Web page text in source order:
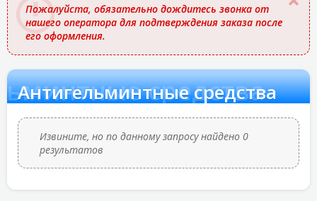
Пожалуйста, обязательно дождитесь звонка от
нашего оператора для подтверждения заказа после
его оформления.
средства
Антигельминтные средства
Извините, но по данному запросу найдено 0
результатов